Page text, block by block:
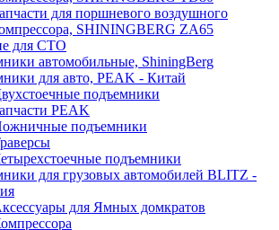
для поршневого воздушного
SHININGBERG ZA65
для СТО
автомобильные, ShiningBerg
для авто, PEAK - Китай
подъемники
PEAK
подъемники
подъемники
для грузовых автомобилей BLITZ -
для Ямных домкратов